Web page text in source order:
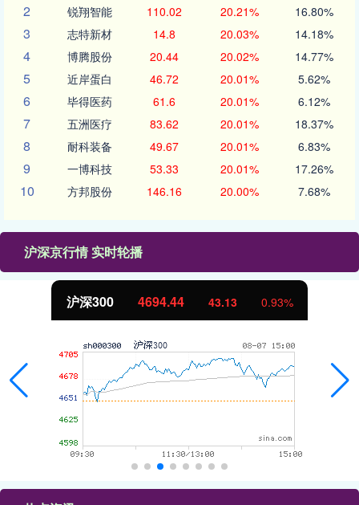
2 锐翔智能 110.02 20.21% 16.80%
3 志特新材 14.8 20.03% 14.18%
4 博腾股份 20.44 20.02% 14.77%
5 近岸蛋白 46.72 20.01% 5.62%
6 毕得医药 61.6 20.01% 6.12%
7 五洲医疗 83.62 20.01% 18.37%
8 耐科装备 49.67 20.01% 6.83%
9 一博科技 53.33 20.01% 17.26%
10 方邦股份 146.16 20.00% 7.68%
沪深京行情 实时轮播
沪深300 4694.44 43.13 0.93%